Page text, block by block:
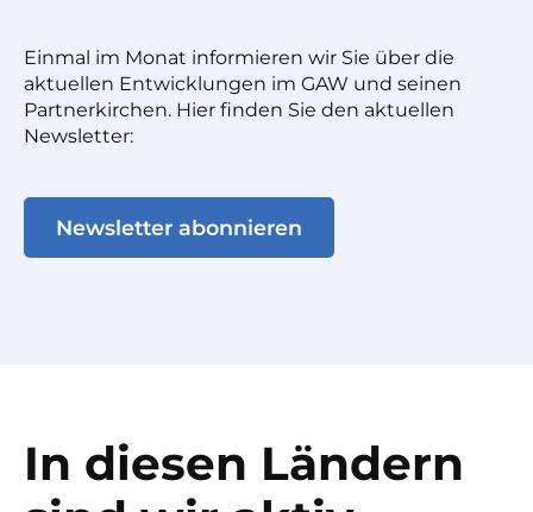
Einmal im Monat informieren wir Sie über die
aktuellen Entwicklungen im GAW und seinen
Partnerkirchen. Hier finden Sie den aktuellen
Newsletter:
Newsletter abonnieren
In diesen Ländern